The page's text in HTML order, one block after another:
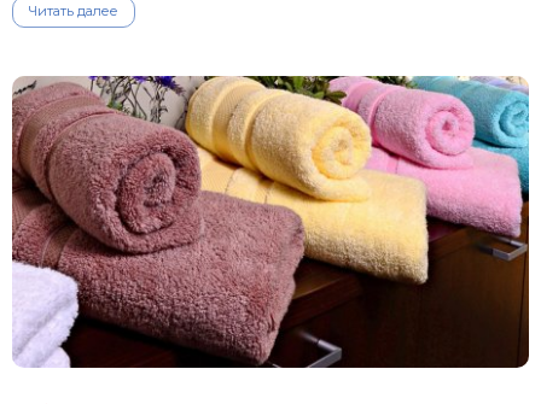
Читать далее